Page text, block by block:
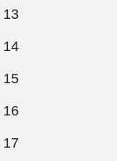
13
14
15
16